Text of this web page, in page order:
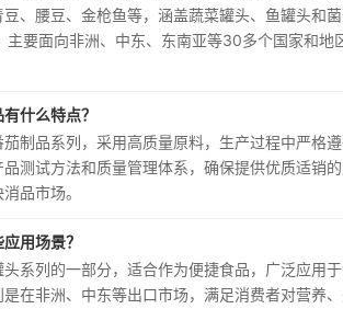
、腰豆、金枪鱼等，涵盖蔬菜罐头、鱼罐头和
主要面向非洲、中东、东南亚等30多个国家和地
什么特点？
制品系列，采用高质量原料，生产过程中严格
测试方法和质量管理体系，确保提供优质适销
品市场。
用场景？
系列的一部分，适合作为便捷食品，广泛应用
在非洲、中东等出口市场，满足消费者对营养